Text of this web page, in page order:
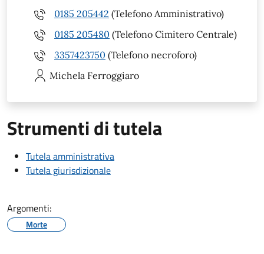
0185 205442 (Telefono Amministrativo)
0185 205480 (Telefono Cimitero Centrale)
3357423750 (Telefono necroforo)
Michela Ferroggiaro
Strumenti di tutela
Tutela amministrativa
Tutela giurisdizionale
Argomenti:
Morte